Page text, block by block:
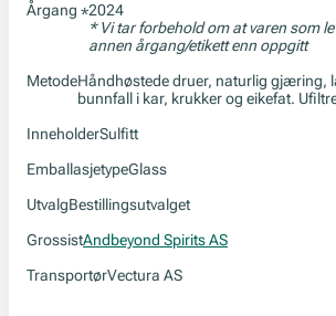
Årgang *2024
* Vi tar forbehold om at varen som
annen årgang/etikett enn oppgitt
MetodeHåndhøstede druer, naturlig gjæring,
bunnfall i kar, krukker og eikefat.
InneholderSulfitt
EmballasjetypeGlass
UtvalgBestillingsutvalget
GrossistAndbeyond Spirits AS
TransportørVectura AS